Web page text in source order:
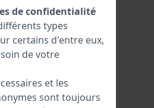
Acier inoxydable
Rond
Argent
Acier inoxydable
Fermée avec vis
de confidentialité
types
certains d'entre eux,
de votre
et les
sont toujours